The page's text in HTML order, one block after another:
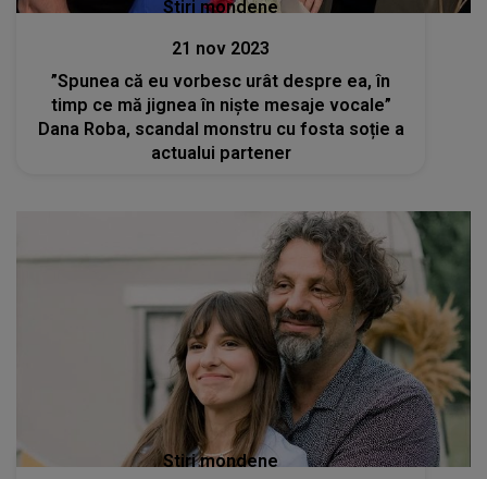
Stiri mondene
21 nov 2023
”Spunea că eu vorbesc urât despre ea, în
timp ce mă jignea în niște mesaje vocale”
Dana Roba, scandal monstru cu fosta soție a
actualui partener
Stiri mondene